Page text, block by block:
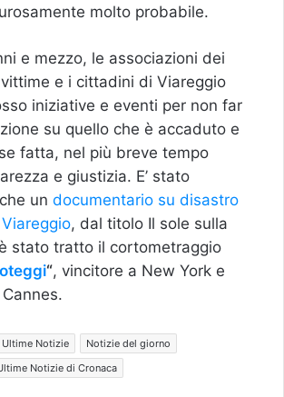
molto probabile.
e mezzo, le associazioni dei
e i cittadini di Viareggio
iniziative e eventi per non far
su quello che è accaduto e
fatta, nel più breve tempo
e giustizia. E’ stato
un documentario su disastro
, dal titolo Il sole sulla
stato tratto il cortometraggio
“, vincitore a New York e
Ultime Notizie
Notizie del giorno
Notizie di Cronaca